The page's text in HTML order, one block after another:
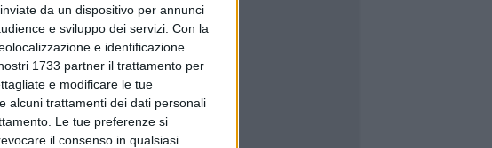
da un dispositivo per annunci
e sviluppo dei servizi. Con la
e identificazione
1733 partner il trattamento per
e modificare le tue
alcuni trattamenti dei dati personali
Le tue preferenze si
il consenso in qualsiasi
L'inizio